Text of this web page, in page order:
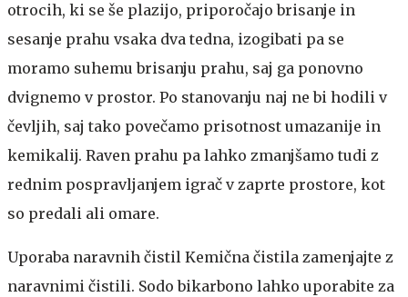
otrocih, ki se še plazijo, priporočajo brisanje in
sesanje prahu vsaka dva tedna, izogibati pa se
moramo suhemu brisanju prahu, saj ga ponovno
dvignemo v prostor. Po stanovanju naj ne bi hodili v
čevljih, saj tako povečamo prisotnost umazanije in
kemikalij. Raven prahu pa lahko zmanjšamo tudi z
rednim pospravljanjem igrač v zaprte prostore, kot
so predali ali omare.
Uporaba naravnih čistil Kemična čistila zamenjajte z
naravnimi čistili. Sodo bikarbono lahko uporabite za